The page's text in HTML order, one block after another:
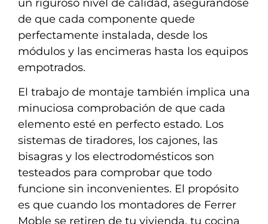
un riguroso nivel de calidad, asegurándose
de que cada componente quede
perfectamente instalada, desde los
módulos y las encimeras hasta los equipos
empotrados.
El trabajo de montaje también implica una
minuciosa comprobación de que cada
elemento esté en perfecto estado. Los
sistemas de tiradores, los cajones, las
bisagras y los electrodomésticos son
testeados para comprobar que todo
funcione sin inconvenientes. El propósito
es que cuando los montadores de Ferrer
Moble se retiren de tu vivienda, tu cocina